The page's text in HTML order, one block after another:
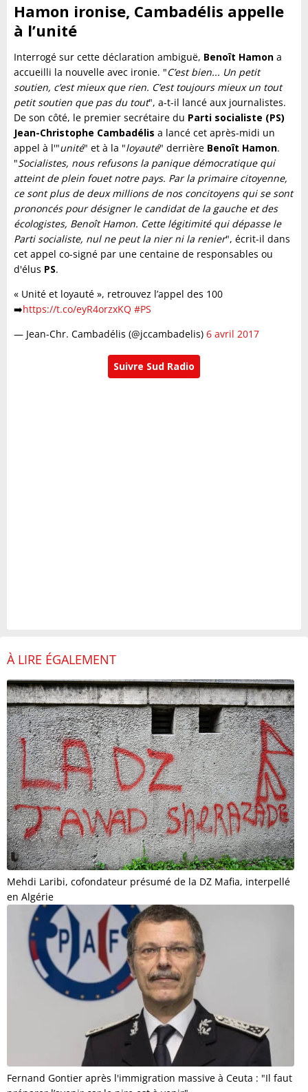
Hamon ironise, Cambadélis appelle
à l’unité
Interrogé sur cette déclaration ambiguë, Benoît Hamon a
accueilli la nouvelle avec ironie. "C’est bien... Un petit
soutien, c’est mieux que rien. C’est toujours mieux un tout
petit soutien que pas du tout", a-t-il lancé aux journalistes.
De son côté, le premier secrétaire du Parti socialiste (PS)
Jean-Christophe Cambadélis a lancé cet après-midi un
appel à l'"unité" et à la "loyauté" derrière Benoît Hamon.
"Socialistes, nous refusons la panique démocratique qui
atteint de plein fouet notre pays. Par la primaire citoyenne,
ce sont plus de deux millions de nos concitoyens qui se sont
prononcés pour désigner le candidat de la gauche et des
écologistes, Benoît Hamon. Cette légitimité qui dépasse le
Parti socialiste, nul ne peut la nier ni la renier", écrit-il dans
cet appel co-signé par une centaine de responsables ou
d'élus PS.
« Unité et loyauté », retrouvez l’appel des 100
➡️https://t.co/eyR4orzxKQ #PS
— Jean-Chr. Cambadélis (@jccambadelis) 6 avril 2017
Suivre Sud Radio
À LIRE ÉGALEMENT
Mehdi Laribi, cofondateur présumé de la DZ Mafia, interpellé
en Algérie
Fernand Gontier après l'immigration massive à Ceuta : "Il faut